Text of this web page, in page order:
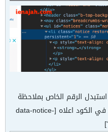
كود راسله الزائر الخاصه بي هو 8 استبدل الرقم الخاص بملاحظة
الزائر الخاصه بك وادخله بدل رقم 8 في الكود اعلاه [data-notice-